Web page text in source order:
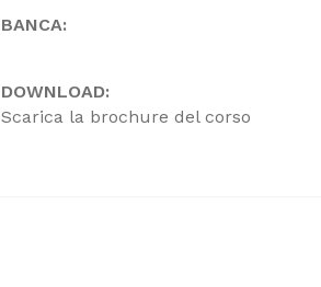
BANCA:
DOWNLOAD:
Scarica la brochure del corso